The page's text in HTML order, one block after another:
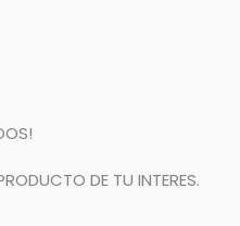
DE TU INTERES.